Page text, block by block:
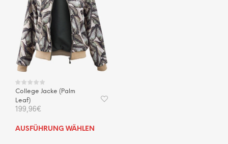
College Jacke (Palm
Leaf)
199,96€
AUSFÜHRUNG WÄHLEN